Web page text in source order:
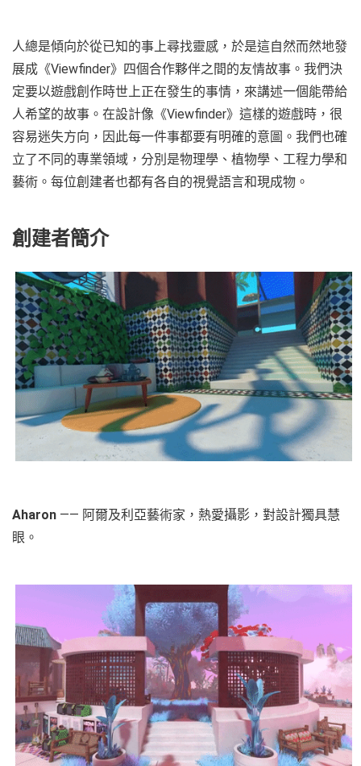
人總是傾向於從已知的事上尋找靈感，於是這自然而然地發
展成《Viewfinder》四個合作夥伴之間的友情故事。我們決
定要以遊戲創作時世上正在發生的事情，來講述一個能帶給
人希望的故事。在設計像《Viewfinder》這樣的遊戲時，很
容易迷失方向，因此每一件事都要有明確的意圖。我們也確
立了不同的專業領域，分別是物理學、植物學、工程力學和
藝術。每位創建者也都有各自的視覺語言和現成物。
創建者簡介
Aharon —— 阿爾及利亞藝術家，熱愛攝影，對設計獨具慧
眼。